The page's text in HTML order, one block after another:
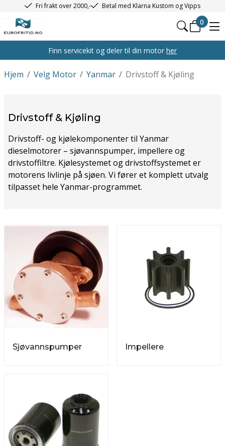
Fri frakt over 2000,- Betal med Klarna Kustom og Vipps
0
Finn servicekit og deler til din motor her
/
Hjem /
Velg Motor /
Yanmar Drivstoff & Kjøling
Drivstoff & Kjøling
Drivstoff- og kjølekomponenter til Yanmar
dieselmotorer – sjøvannspumper, impellere og
drivstoffiltre. Kjølesystemet og drivstoffsystemet er
motorens livlinje på sjøen. Vi fører et komplett utvalg
tilpasset hele Yanmar-programmet.
Sjøvannspumper Impellere